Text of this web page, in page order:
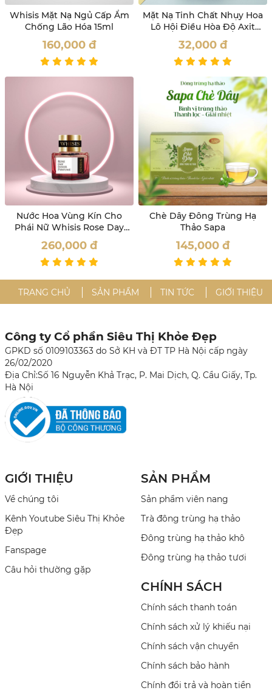
Whisis Mặt Nạ Ngủ Cấp Ẩm
Chống Lão Hóa 15ml
160,000 đ
Mặt Nạ Tinh Chất Nhụy Hoa
Lô Hội Điều Hòa Độ Axit
Của Da Whisis
32,000 đ
Nước Hoa Vùng Kín Cho
Phái Nữ Whisis Rose Day
Inner Perfume
260,000 đ
Chè Dây Đông Trùng Hạ
Thảo Sapa
145,000 đ
TRANG CHỦ SẢN PHẨM TIN TỨC GIỚI THIỆU
Công ty Cổ phần Siêu Thị Khỏe Đẹp
GPKD số 0109103363 do Sở KH và ĐT TP Hà Nội cấp ngày
26/02/2020
Địa Chỉ:Số 16 Nguyễn Khả Trạc, P. Mai Dịch, Q. Cầu Giấy, Tp.
Hà Nội
GIỚI THIỆU
Về chúng tôi
Kênh Youtube Siêu Thị Khỏe
Đẹp
Fanspage
Câu hỏi thường gặp
SẢN PHẨM
Sản phẩm viên nang
Trà đông trùng hạ thảo
Đông trùng hạ thảo khô
Đông trùng hạ thảo tươi
CHÍNH SÁCH
Chính sách thanh toán
Chính sách xử lý khiếu nại
Chính sách vận chuyển
Chính sách bảo hành
Chính đổi trả và hoàn tiền